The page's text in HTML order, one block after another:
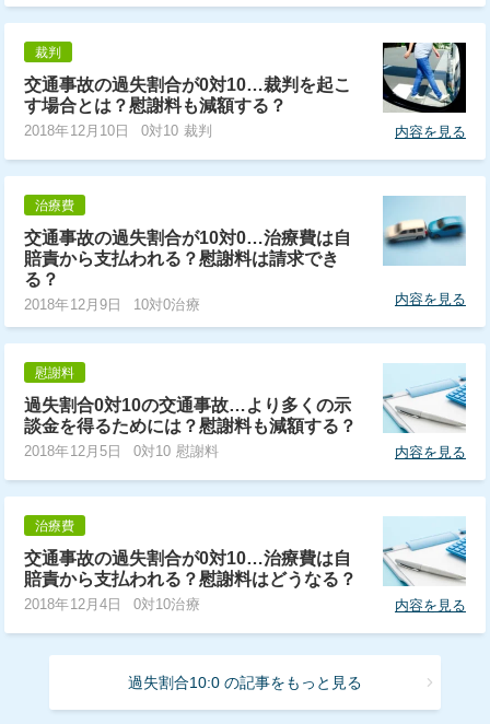
裁判
交通事故の過失割合が0対10…裁判を起こ
す場合とは？慰謝料も減額する？
2018年12月10日 0対10 裁判 内容を見る
治療費
交通事故の過失割合が10対0…治療費は自
賠責から支払われる？慰謝料は請求でき
る？
2018年12月9日 10対0治療 内容を見る
慰謝料
過失割合0対10の交通事故…より多くの示
談金を得るためには？慰謝料も減額する？
2018年12月5日 0対10 慰謝料 内容を見る
治療費
交通事故の過失割合が0対10…治療費は自
賠責から支払われる？慰謝料はどうなる？
2018年12月4日 0対10治療 内容を見る
過失割合10:0 の記事をもっと見る